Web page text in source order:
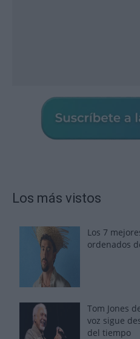
Los más vistos
Los 7
ordenados
Tom Jones
voz sigue
del tiempo